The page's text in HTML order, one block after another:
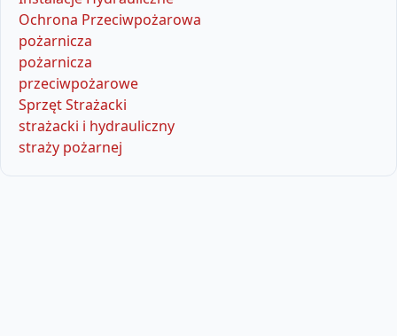
Ochrona Przeciwpożarowa
pożarnicza
pożarnicza
przeciwpożarowe
Sprzęt Strażacki
strażacki i hydrauliczny
straży pożarnej